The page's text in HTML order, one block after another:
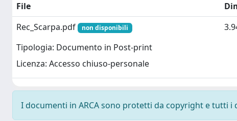
File
Rec_Scarpa.pdf
non disponibili
Tipologia: Documento in Post-print
Licenza: Accesso chiuso-personale
I documenti in ARCA sono protetti da copyright e tutti